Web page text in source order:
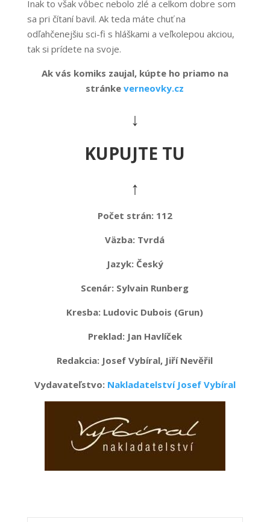
Inak to však vôbec nebolo zlé a celkom dobre som
sa pri čítaní bavil. Ak teda máte chuť na
odľahčenejšiu sci-fi s hláškami a veľkolepou akciou,
tak si prídete na svoje.
Ak vás komiks zaujal, kúpte ho priamo na
stránkeverneovky.cz
↓
KUPUJTE TU
↑
Počet strán: 112
Väzba: Tvrdá
Jazyk:Český
Scenár: Sylvain Runberg
Kresba: Ludovic Dubois (Grun)
Preklad: Jan Havlíček
Redakcia: Josef Vybíral, Jiří Nevěřil
Vydavateľstvo: Nakladatelství Josef Vybíral